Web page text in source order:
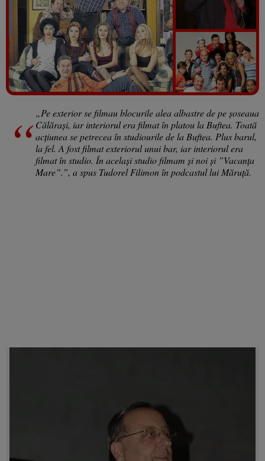
Vezi galeria foto
4 poze
„Pe exterior se filmau blocurile alea albastre de pe șoseaua
Călărași, iar interiorul era filmat în platou la Buftea. Toată
acțiunea se petrecea în studiourile de la Buftea. Plus barul,
la fel. A fost filmat exteriorul unui bar, iar interiorul era
filmat în studio. În același studio filmam și noi și ”Vacanța
Mare”.”, a spus Tudorel Filimon în podcastul lui Măruță.